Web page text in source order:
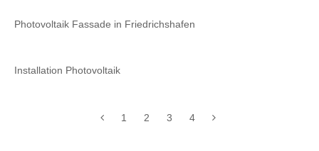
Photovoltaik Fassade in Friedrichshafen
Installation Photovoltaik
1 2 3 4